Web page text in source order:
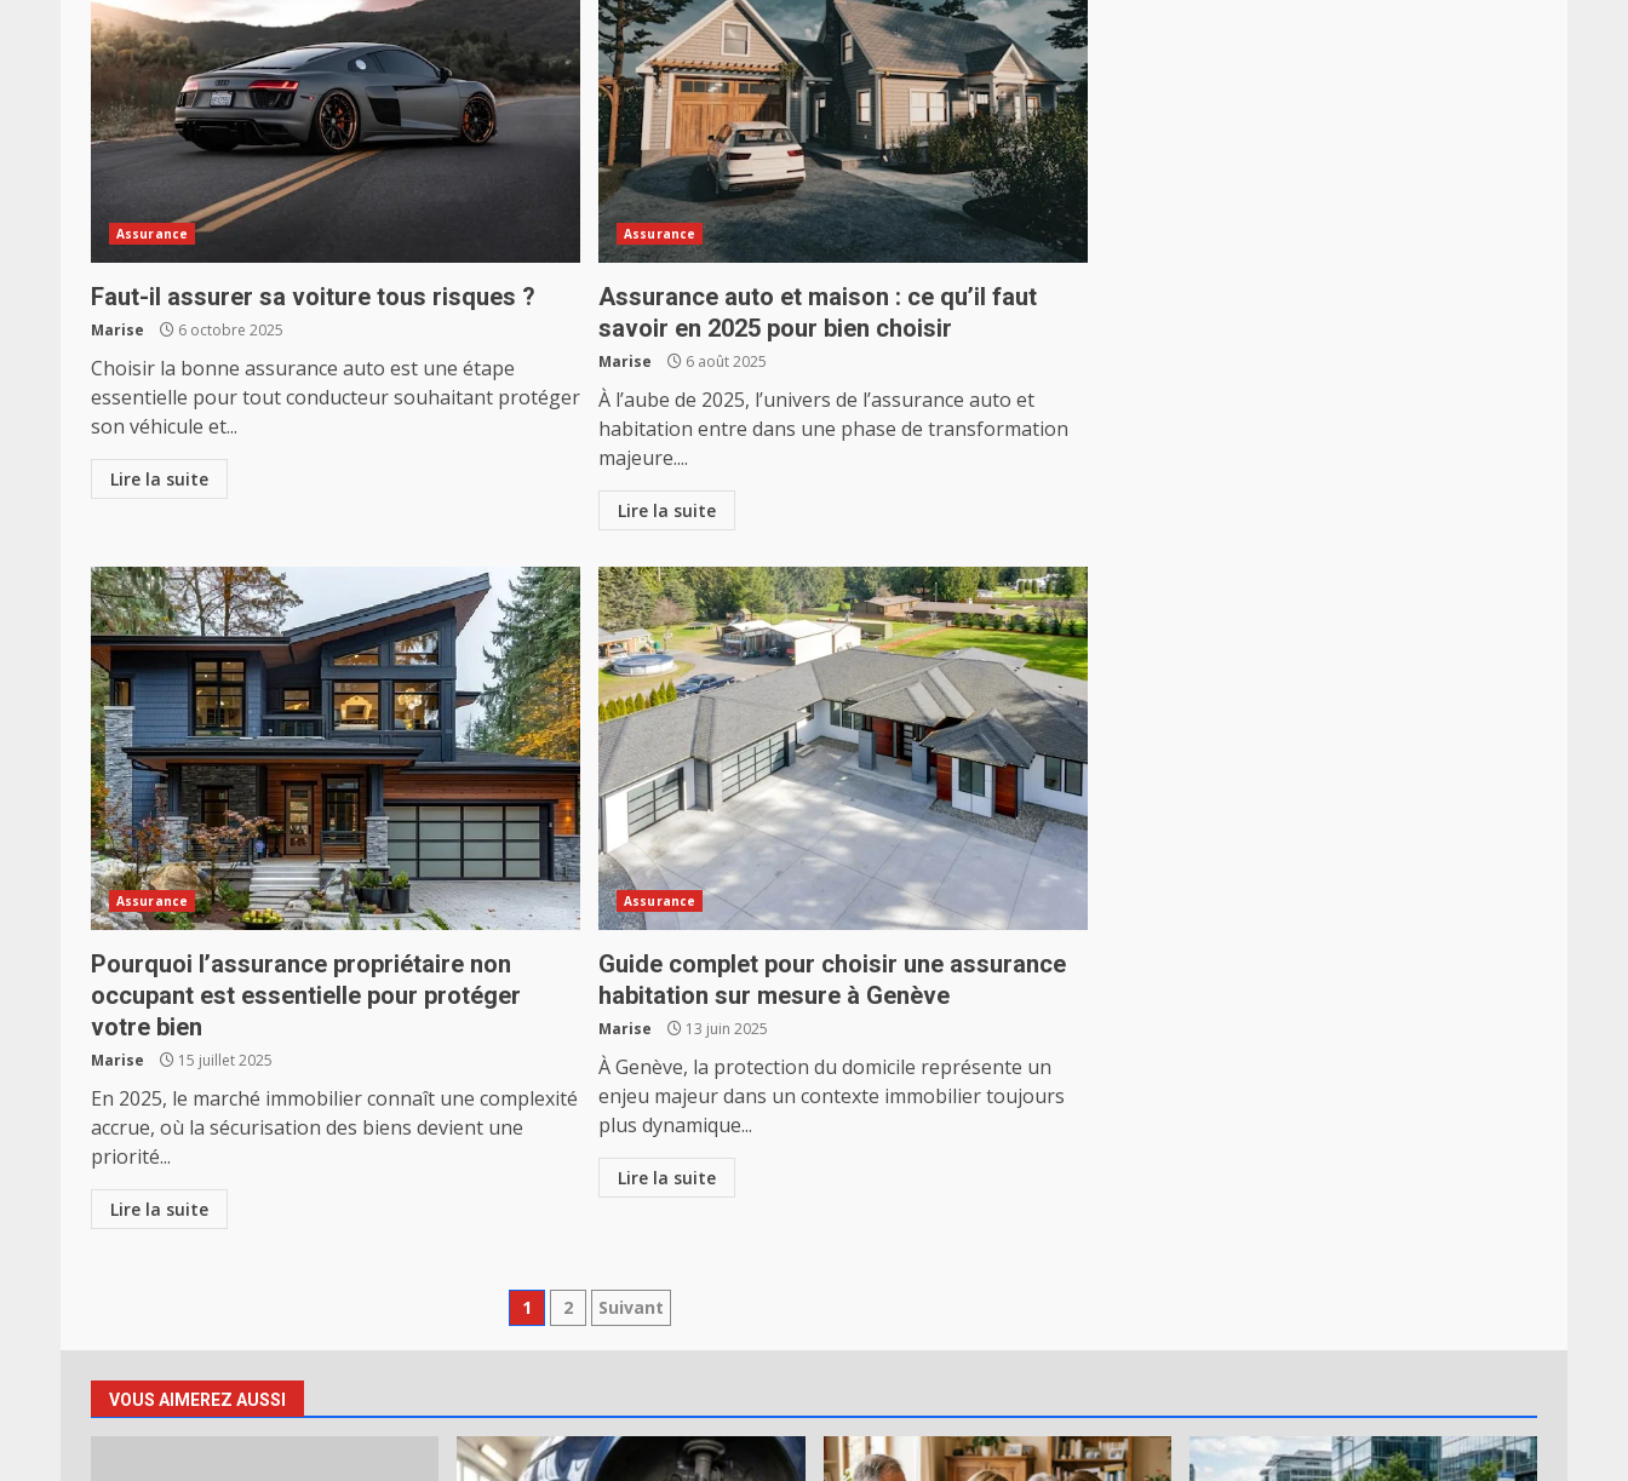
Assurance
Faut-il assurer sa voiture tous risques ?
Marise 6 octobre 2025
Choisir la bonne assurance auto est une étape
essentielle pour tout conducteur souhaitant protéger
son véhicule et...
Lire la suite
Assurance
Assurance auto et maison : ce qu’il faut
savoir en 2025 pour bien choisir
Marise 6 août 2025
À l’aube de 2025, l’univers de l’assurance auto et
habitation entre dans une phase de transformation
majeure....
Lire la suite
Assurance
Pourquoi l’assurance propriétaire non
occupant est essentielle pour protéger
votre bien
Marise 15 juillet 2025
En 2025, le marché immobilier connaît une complexité
accrue, où la sécurisation des biens devient une
priorité...
Lire la suite
Assurance
Guide complet pour choisir une assurance
habitation sur mesure à Genève
Marise 13 juin 2025
À Genève, la protection du domicile représente un
enjeu majeur dans un contexte immobilier toujours
plus dynamique...
Lire la suite
Pagination
des
publications
1 2 Suivant
VOUS AIMEREZ AUSSI